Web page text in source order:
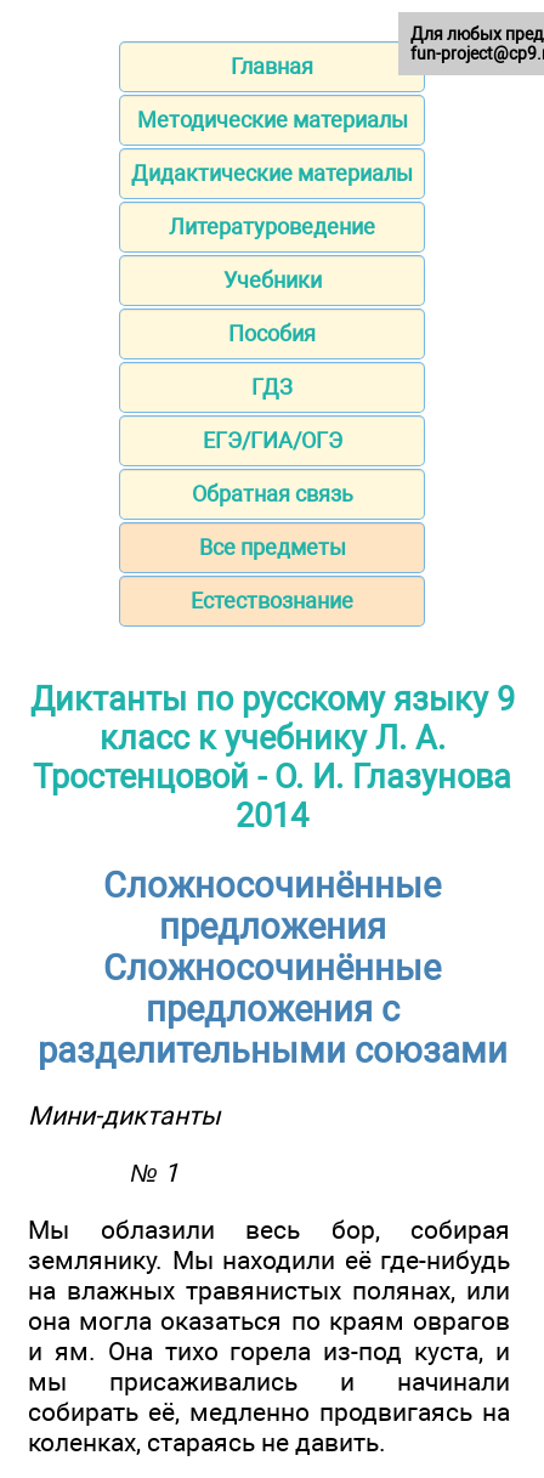
Главная
Методические материалы
Дидактические материалы
Литературоведение
Учебники
Пособия
ГДЗ
ЕГЭ/ГИА/ОГЭ
Обратная связь
Все предметы
Естествознание
Диктанты по русскому языку 9
класс к учебнику Л. А.
Тростенцовой - О. И. Глазунова
2014
Сложносочинённые
предложения
Сложносочинённые
предложения с
разделительными союзами
Мини-диктанты
№ 1
Мы облазили весь бор, собирая
землянику. Мы находили её где-нибудь
на влажных травянистых полянах, или
она могла оказаться по краям оврагов
и ям. Она тихо горела из-под куста, и
мы присаживались и начинали
собирать её, медленно продвигаясь на
коленках, стараясь не давить.
Для любых
fun-